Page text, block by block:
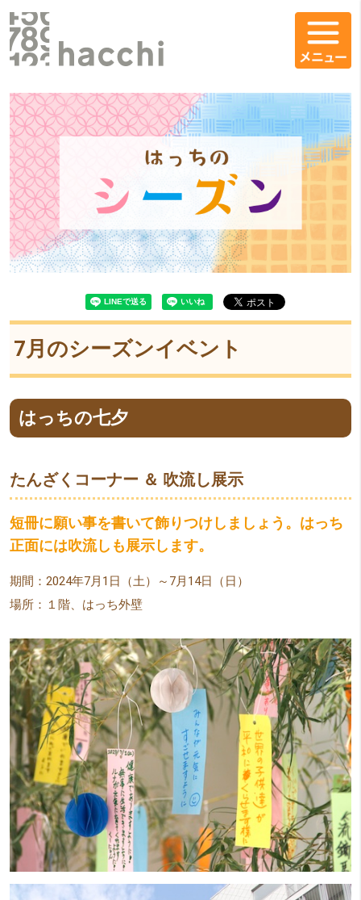
コンテンツエリア
7月のシーズンイベントをシェア
メインコンテンツ
7月のシーズンイベント
はっちの七夕
たんざくコーナー ＆ 吹流し展示
短冊に願い事を書いて飾りつけしましょう。はっち
正面には吹流しも展示します。
期間：2024年7月1日（土）～7月14日（日）
場所：１階、はっち外壁